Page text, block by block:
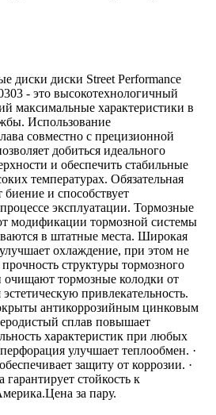
диски диски Street Performance
- это высокотехнологичный
максимальные характеристики в
Использование
совместно с прецизионной
добиться идеального
и обеспечить стабильные
температурах. Обязательная
и способствует
эксплуатации. Тормозные
модификации тормозной системы
в штатные места. Широкая
охлаждение, при этом не
структуры тормозного
очищают тормозные колодки от
привлекательность.
антикоррозийным цинковым
сплав повышает
характеристик при любых
улучшает теплообмен. ·
защиту от коррозии. ·
стойкость к
за пару.